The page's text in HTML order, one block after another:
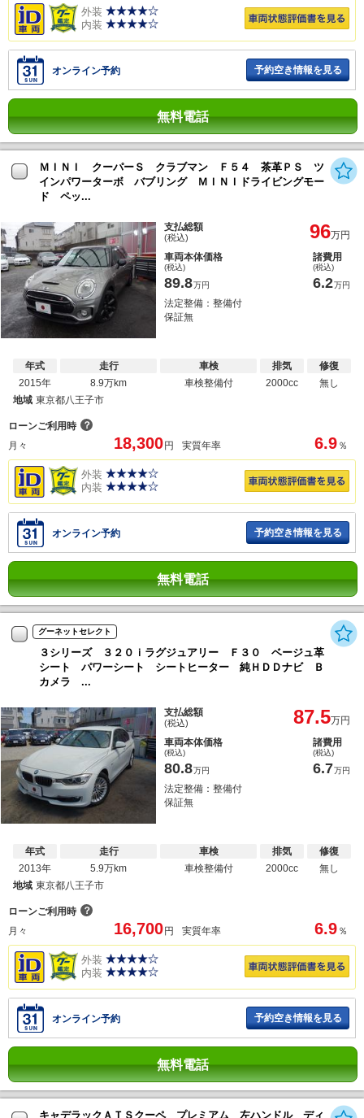
外装
内装
オンライン予約 予約空き情報を見る
無料電話
ＭＩＮＩ クーパーＳ クラブマン Ｆ５４ 茶革ＰＳ ツ
インパワーターボ バブリング ＭＩＮＩドライビングモー
ド ペッ...
支払総額
(税込) 96万円
車両本体価格
(税込)
89.8万円
諸費用
(税込)
6.2万円
法定整備：整備付
保証無
年式
2015年
走行
8.9万km
車検
車検整備付
排気
2000cc
修復
無し
地域 東京都八王子市
ローンご利用時 ？
月々
18,300円 実質年率 6.9 ％
外装
内装
オンライン予約 予約空き情報を見る
無料電話
グーネットセレクト
３シリーズ ３２０ｉラグジュアリー Ｆ３０ ベージュ革
シート パワーシート シートヒーター 純ＨＤＤナビ Ｂ
カメラ ...
支払総額
(税込) 87.5万円
車両本体価格
(税込)
80.8万円
諸費用
(税込)
6.7万円
法定整備：整備付
保証無
年式
2013年
走行
5.9万km
車検
車検整備付
排気
2000cc
修復
無し
地域 東京都八王子市
ローンご利用時 ？
月々
16,700 円 実質年率 6.9 ％
外装
内装
オンライン予約 予約空き情報を見る
無料電話
キャデラックＡＴＳクーペ プレミアム 左ハンドル ディ